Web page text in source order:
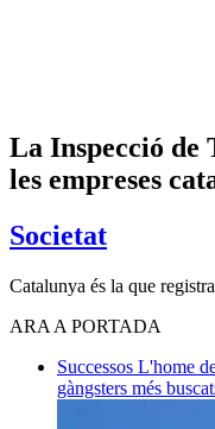
La Inspecció de
les empreses
Societat
Catalunya és la que
ARA A PORTADA
Successos L'home
gàngsters més